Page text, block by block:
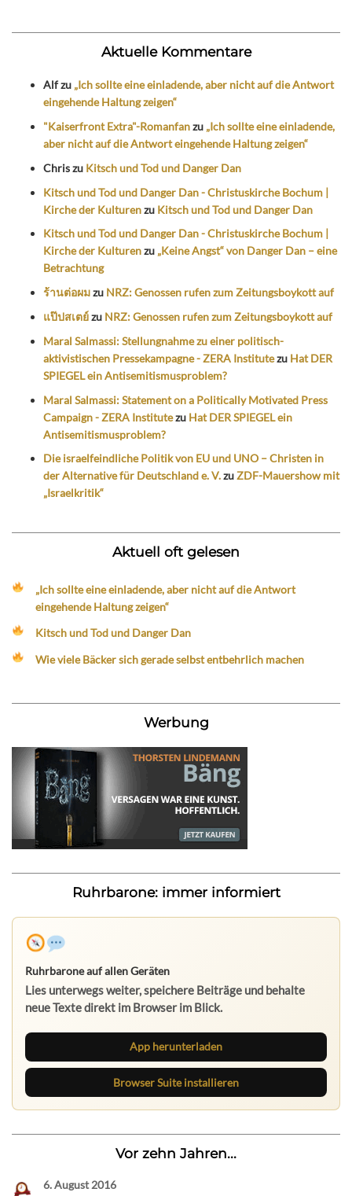
Aktuelle Kommentare
Alfzu „Ich sollte eine einladende, aber nicht auf die Antwort
eingehende Haltung zeigen“
"Kaiserfront Extra"-Romanfanzu „Ich sollte eine einladende,
aber nicht auf die Antwort eingehende Haltung zeigen“
Chriszu Kitsch und Tod und Danger Dan
Kitsch und Tod und Danger Dan - Christuskirche Bochum |
Kirche der Kulturenzu Kitsch und Tod und Danger Dan
Kitsch und Tod und Danger Dan - Christuskirche Bochum |
Kirche der Kulturenzu „Keine Angst“ von Danger Dan – eine
Betrachtung
ร้านต่อผมzu NRZ: Genossen rufen zum Zeitungsboykott auf
แป๊ปสเตย์zu NRZ: Genossen rufen zum Zeitungsboykott auf
Maral Salmassi: Stellungnahme zu einer politisch-
aktivistischen Pressekampagne - ZERA Institutezu Hat DER
SPIEGEL ein Antisemitismusproblem?
Maral Salmassi: Statement on a Politically Motivated Press
Campaign - ZERA Institutezu Hat DER SPIEGEL ein
Antisemitismusproblem?
Die israelfeindliche Politik von EU und UNO – Christen in
der Alternative für Deutschland e. V.zuZDF-Mauershow mit
„Israelkritik“
Aktuell oft gelesen
„Ich sollte eine einladende, aber nicht auf die Antwort
eingehende Haltung zeigen“
Kitsch und Tod und Danger Dan
Wie viele Bäcker sich gerade selbst entbehrlich machen
Werbung
Ruhrbarone: immer informiert
Ruhrbarone auf allen Geräten
Lies unterwegs weiter, speichere Beiträge und behalte
neue Texte direkt im Browser im Blick.
App herunterladen
Browser Suite installieren
Vor zehn Jahren...
6. August 2016